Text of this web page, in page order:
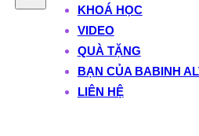
KHOÁ HỌC
VIDEO
QUÀ TẶNG
BẠN CỦA BABINH
LIÊN HỆ